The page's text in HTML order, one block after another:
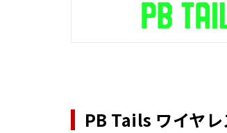
PB Tails ワイヤ